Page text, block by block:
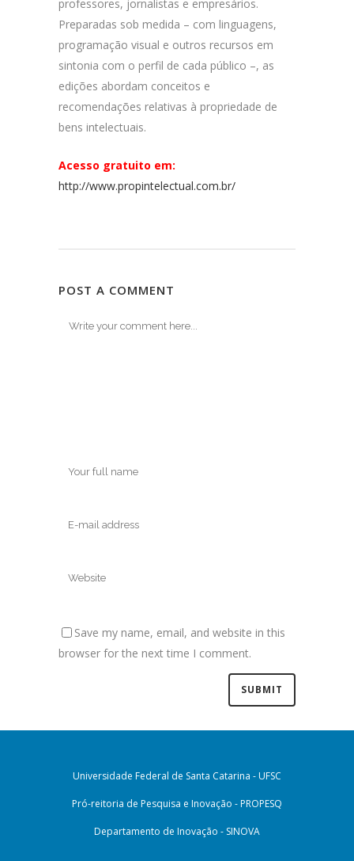
professores, jornalistas e empresários.
Preparadas sob medida – com linguagens,
programação visual e outros recursos em
sintonia com o perfil de cada público –, as
edições abordam conceitos e
recomendações relativas à propriedade de
bens intelectuais.
Acesso gratuito em:
http://www.propintelectual.com.br/
POST A COMMENT
Save my name, email, and website in this
browser for the next time I comment.
Universidade Federal de Santa Catarina - UFSC
Pró-reitoria de Pesquisa e Inovação - PROPESQ
Departamento de Inovação - SINOVA